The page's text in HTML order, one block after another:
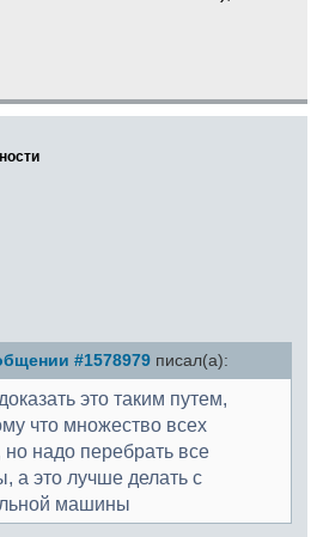
#1578979 писал(а):
это таким путем,
что множество всех
надо перебрать все
а это лучше делать с
машины